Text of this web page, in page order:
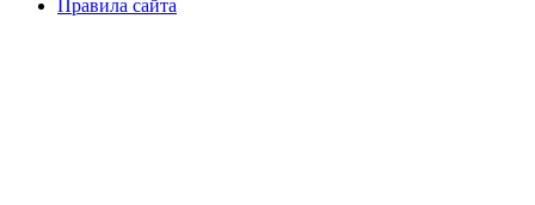
Правила сайта